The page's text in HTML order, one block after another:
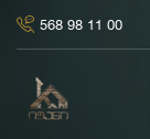
568 98 11 00